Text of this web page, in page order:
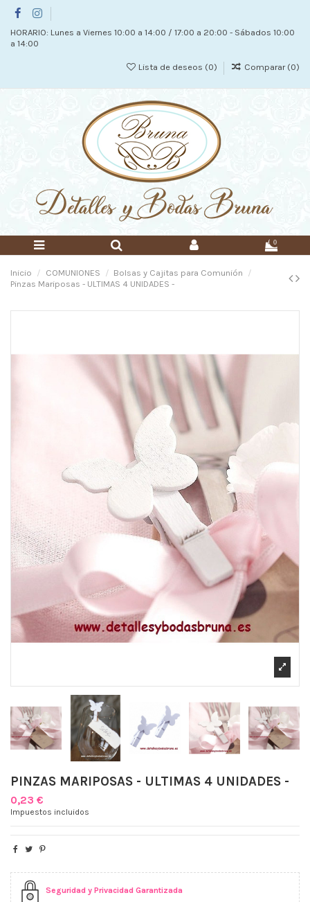
HORARIO: Lunes a Viernes 10:00 a 14:00 / 17:00 a 20:00 - Sábados 10:00
a 14:00
Lista de deseos (0) Comparar (0)
0
Inicio COMUNIONES
Bolsas y Cajitas para Comunión
Pinzas Mariposas - ULTIMAS 4 UNIDADES -
PINZAS MARIPOSAS - ULTIMAS 4 UNIDADES -
0,23 €
Impuestos incluidos
Seguridad y Privacidad Garantizada